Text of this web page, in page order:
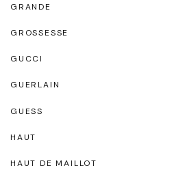
GRANDE
GROSSESSE
GUCCI
GUERLAIN
GUESS
HAUT
HAUT DE MAILLOT